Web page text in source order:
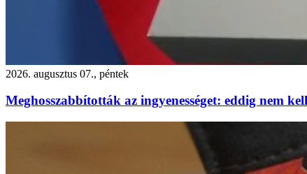
2026. augusztus 07., péntek
Meghosszabbították az ingyenességet: eddig nem